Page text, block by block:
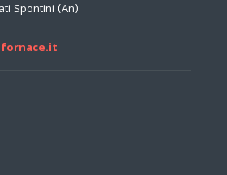
Spontini (An)